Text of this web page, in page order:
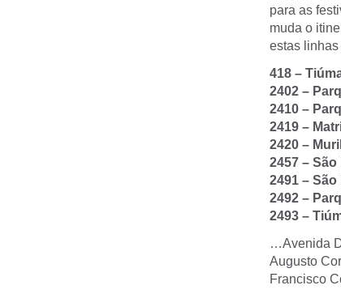
para as
muda o
estas
418 –
2402 –
2410 –
2419 –
2420 –
2457 –
2491 –
2492 –
2493 –
…Avenida
Augusto
Francisco